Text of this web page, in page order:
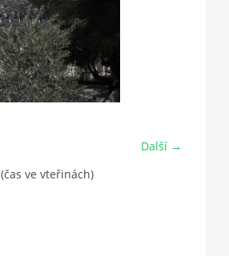
Další →
(čas ve vteřinách)